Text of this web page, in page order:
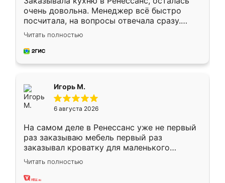
очень довольна. Менеджер всё быстро
посчитала, на вопросы отвечала сразу.
Замерщик приехал в субботу, подошёл к
делу со всей ответственностью. Собрали
за день, ребята работали аккуратно, даже
Читать полностью
Игорь М.
6 августа 2026
На самом деле в Ренессанс уже не первый
раз заказываю мебель первый раз
заказывал кроватку для маленького
ребёнка при его рождении ,во второй раз
заказал шкаф-купе. По качеству очень
хорошее сборка достаточно быстрая,
Читать полностью